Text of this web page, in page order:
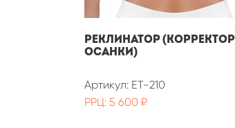
Реклинатор (корректор
осанки)
Артикул: ET-210
РРЦ: 5 600 ₽